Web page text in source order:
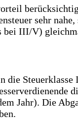
sehr nahe,
bei III/V)
die
Jahr). Die